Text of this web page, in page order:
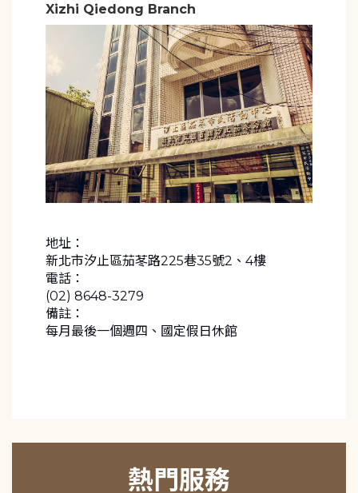
Xizhi Qiedong Branch
地址：
新北市汐止區茄苳路225巷35號2、4樓
電話：
(02) 8648-3279
備註：
每月最後一個週四、國定假日休館
熱門服務